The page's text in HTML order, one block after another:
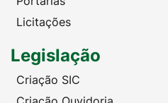
Licitações
Legislação
Criação SIC